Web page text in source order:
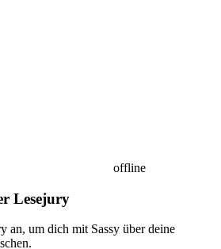
offline
Lesejury
an, um dich mit Sassy über deine